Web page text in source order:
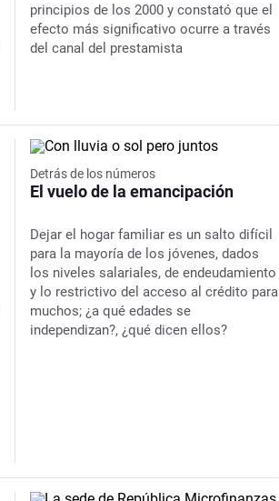
principios de los 2000 y constató que el
efecto más significativo ocurre a través
del canal del prestamista
Detrás de los números
El vuelo de la emancipación
Dejar el hogar familiar es un salto difícil
para la mayoría de los jóvenes, dados
los niveles salariales, de endeudamiento
y lo restrictivo del acceso al crédito para
muchos; ¿a qué edades se
independizan?, ¿qué dicen ellos?